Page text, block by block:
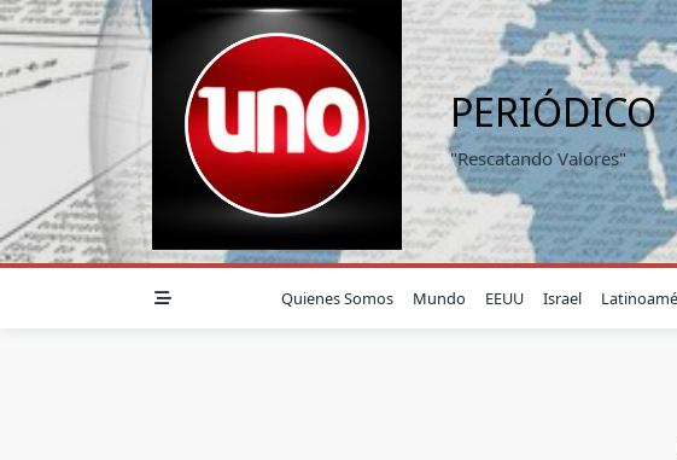
Saltar
al
contenido
PERIÓDICO
"Rescatando Valores"
Quienes Somos Mundo EEUU Israel